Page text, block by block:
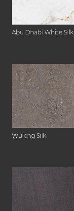
Abu Dhabi White Silk
Wulong Silk